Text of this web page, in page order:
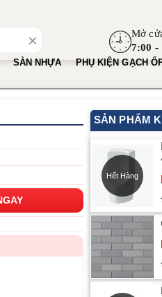
×
Mở
7:00 -
SÀN NHỰA PHỤ KIỆN GẠCH
SẢN PHẨM
Hết Hàng